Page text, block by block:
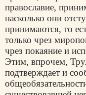
православие,
насколько они
принимаются, то
только чрез
чрез покаяние и
Этим, впрочем,
подтверждает и